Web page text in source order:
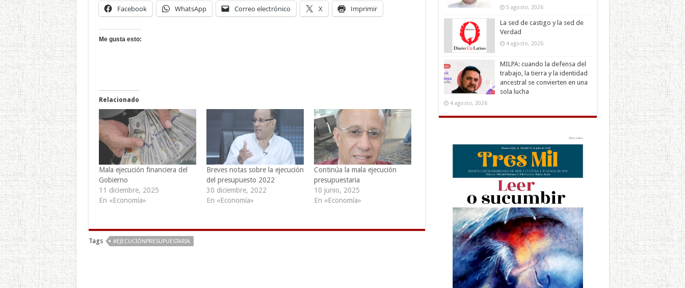
Facebook WhatsApp Correo electrónico X Imprimir
Me gusta esto:
Relacionado
Mala ejecución financiera del
Gobierno
11 diciembre, 2025
En «Economía»
Breves notas sobre la ejecución
del presupuesto 2022
30 diciembre, 2022
En «Economía»
Continúa la mala ejecución
presupuestaria
10 junio, 2025
En «Economía»
Tags #EJECUCIÓNPRESUPUESTARIA
5 agosto, 2026
La sed de castigo y la sed de
Verdad
4 agosto, 2026
MILPA: cuando la defensa del
trabajo, la tierra y la identidad
ancestral se convierten en una
sola lucha
4 agosto, 2026